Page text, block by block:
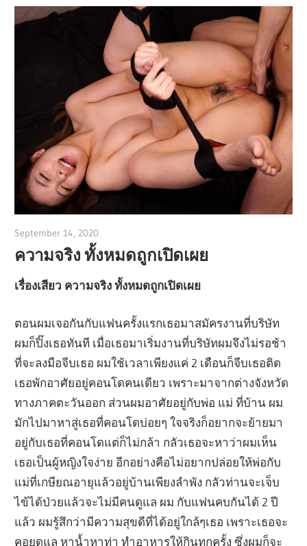
September 14, 2020
ความจริง ทั้งหมดถูกเปิดเผย
เรื่องเสียว ความจริง ทั้งหมดถูกเปิดเผย
ตอนผมเจอกันกับแฟนครั้งแรกเธอมาสมัครงานที่บริษัท
ผมก็ปิ๊งเธอทันที เมื่อเธอมาเริ่มงานที่บริษัทผมจึงไม่รอช้า
ที่จะลงมือจีบเธอ ผมใช้เวลาเพียงแค่ 2 เดือนก็จีบเธอติด
เธอพักอาศัยอยู่คอนโดคนเดียว เพราะมาจากต่างจังหวัด
ทางภาคตะวันออก ส่วนผมอาศัยอยู่กับพ่อ แม่ ที่บ้าน ผม
มักไปมาหาสู่เธอที่คอนโดบ่อยๆ ใจจริงก็อยากจะย้ายมา
อยู่กับเธอที่คอนโดแต่ก็ไม่กล้า กลัวเธอจะหาว่าผมเห็น
เธอเป็นผู้หญิงใจง่าย อีกอย่างคือไม่อยากปล่อยให้พ่อกับ
แม่ที่เกษียณอายุแล้วอยู่บ้านเพียงลำพัง กลัวท่านจะเจ็บ
ไข้ได้ป่วยแล้วจะไม่มีคนดูแล ผม กับแฟนคบกันได้ 2 ปี
แล้ว ผมรู้สึกว่ามีความสุขดีที่ได้อยู่ใกล้ๆเธอ เพราะเธอจะ
คอยดูแล หาน้ำหาท่า ทำอาหารให้กินทุกครั้ง ซึ่งผมก็จะ